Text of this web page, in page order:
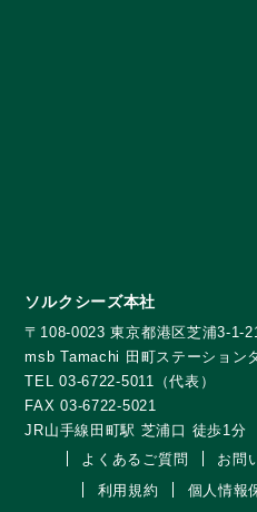
ソルクシーズ本社
〒108-0023 東京都港区芝浦3-1-21
msb Tamachi 田町ステーション
TEL 03-6722-5011（代表）
FAX 03-6722-5021
JR山手線田町駅 芝浦口 徒歩1分
よくあるご質問
お問
利用規約
個人情報